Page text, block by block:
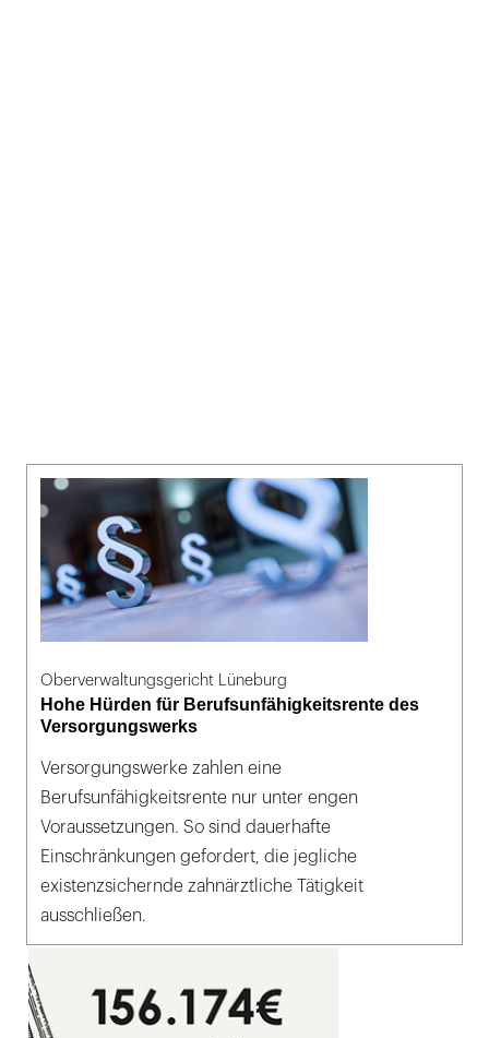
Oberverwaltungsgericht Lüneburg
Hohe Hürden für Berufsunfähigkeitsrente des
Versorgungswerks
Versorgungswerke zahlen eine
Berufsunfähigkeitsrente nur unter engen
Voraussetzungen. So sind dauerhafte
Einschränkungen gefordert, die jegliche
existenzsichernde zahnärztliche Tätigkeit
ausschließen.